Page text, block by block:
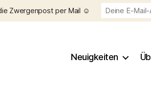
Neuigkeiten
Zwergenpost per Mail ☺️